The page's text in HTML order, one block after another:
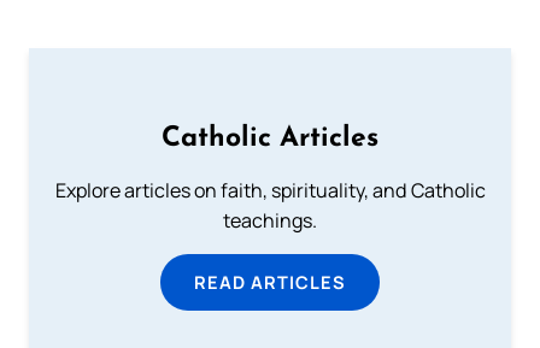
Catholic Articles
Explore articles on faith, spirituality, and Catholic
teachings.
READ ARTICLES